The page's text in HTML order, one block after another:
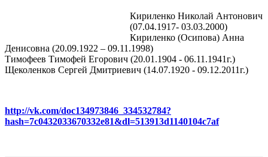
Кириленко Николай Антонович
(07.04.1917- 03.03.2000)
Кириленко (Осипова) Анна
Денисовна (20.09.1922 – 09.11.1998)
Тимофеев Тимофей Егорович (20.01.1904 - 06.11.1941г.)
Щеколенков Сергей Дмитриевич (14.07.1920 - 09.12.2011г.)
http://vk.com/doc134973846_334532784?
hash=7c0432033670332e81&dl=513913d1140104c7af